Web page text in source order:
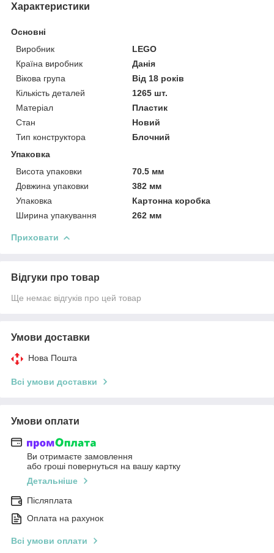
Характеристики
Основні
Виробник
LEGO
Країна виробник
Данія
Вікова група
Від 18 років
Кількість деталей
1265 шт.
Матеріал
Пластик
Стан
Новий
Тип конструктора
Блочний
Упаковка
Висота упаковки
70.5 мм
Довжина упаковки
382 мм
Упаковка
Картонна коробка
Ширина упакування
262 мм
Приховати
Відгуки про товар
Ще немає відгуків про цей товар
Умови доставки
Нова Пошта
Всі умови доставки
Умови оплати
Ви отримаєте замовлення
або гроші повернуться на вашу картку
Детальніше
Післяплата
Оплата на рахунок
Всі умови оплати